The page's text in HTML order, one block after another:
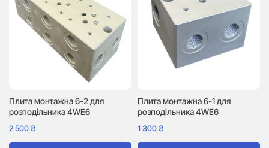
Плита монтажна 6-2 для
розподільника 4WE6
2 500₴
Плита монтажна 6-1 для
розподільника 4WE6
1 300₴